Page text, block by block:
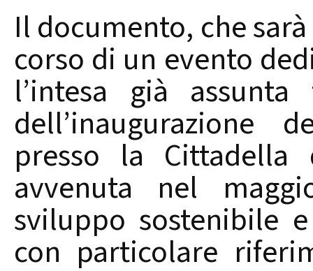
Il documento, che
corso di un evento
l’intesa già
dell’inaugurazione
presso la Cittadella
avvenuta nel
sviluppo sostenibile
con particolare